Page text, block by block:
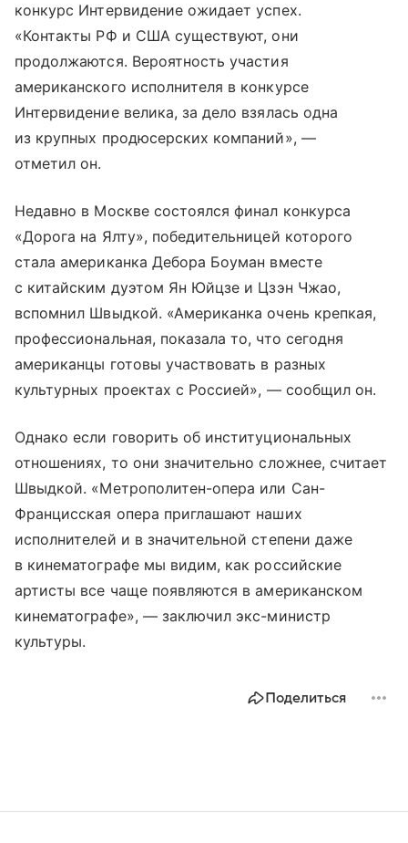
конкурс Интервидение ожидает успех.
«Контакты РФ и США существуют, они
продолжаются. Вероятность участия
американского исполнителя в конкурсе
Интервидение велика, за дело взялась одна
из крупных продюсерских компаний», —
отметил он.
Недавно в Москве состоялся финал конкурса
«Дорога на Ялту», победительницей которого
стала американка Дебора Боуман вместе
с китайским дуэтом Ян Юйцзе и Цзэн Чжао,
вспомнил Швыдкой. «Американка очень крепкая,
профессиональная, показала то, что сегодня
американцы готовы участвовать в разных
культурных проектах с Россией», — сообщил он.
Однако если говорить об институциональных
отношениях, то они значительно сложнее, считает
Швыдкой. «Метрополитен-опера или Сан-
Францисская опера приглашают наших
исполнителей и в значительной степени даже
в кинематографе мы видим, как российские
артисты все чаще появляются в американском
кинематографе», — заключил экс-министр
культуры.
Поделиться